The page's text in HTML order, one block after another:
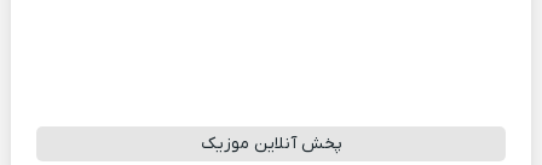
پخش آنلاین موزیک